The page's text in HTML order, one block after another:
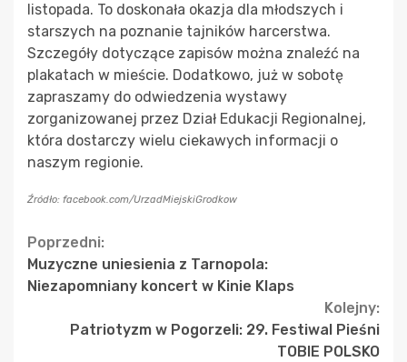
listopada. To doskonała okazja dla młodszych i
starszych na poznanie tajników harcerstwa.
Szczegóły dotyczące zapisów można znaleźć na
plakatach w mieście. Dodatkowo, już w sobotę
zapraszamy do odwiedzenia wystawy
zorganizowanej przez Dział Edukacji Regionalnej,
która dostarczy wielu ciekawych informacji o
naszym regionie.
Źródło: facebook.com/UrzadMiejskiGrodkow
Continue
Reading
Poprzedni:
Muzyczne uniesienia z Tarnopola:
Niezapomniany koncert w Kinie Klaps
Kolejny:
Patriotyzm w Pogorzeli: 29. Festiwal Pieśni
TOBIE POLSKO